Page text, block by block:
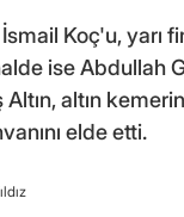
Koç'u, yarı
ise Abdullah
altın
elde etti.